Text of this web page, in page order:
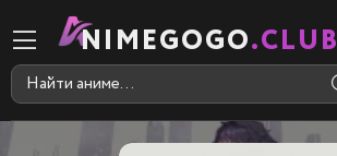
NIMEGOGO.CLUB